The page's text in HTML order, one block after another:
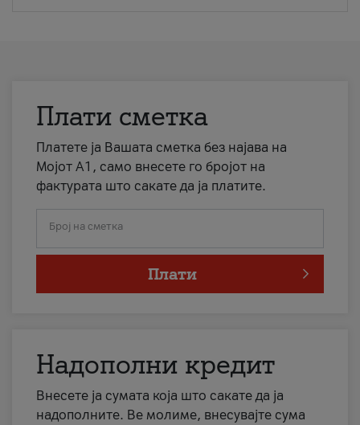
Плати сметка
Платете ја Вашата сметка без најава на
Мојот А1, само внесете го бројот на
фактурата што сакате да ја платите.
Број на сметка
Плати
Надополни кредит
Внесете ја сумата која што сакате да ја
надополните. Ве молиме, внесувајте сума